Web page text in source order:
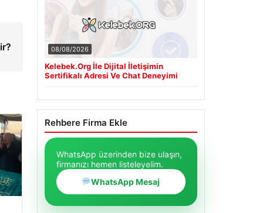
08/08/2026
Kelebek.Org İle Dijital İletişimin
Sertifikalı Adresi Ve Chat Deneyimi
Rehbere Firma Ekle
WhatsApp üzerinden bize ulaşın,
firmanızı hemen listeleyelim.
WhatsApp Mesaj